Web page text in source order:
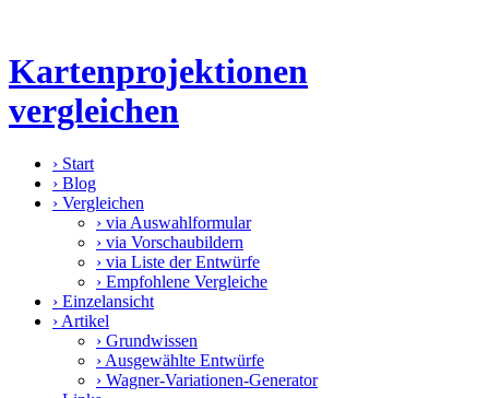
Kartenprojektionen
vergleichen
› Start
› Blog
› Vergleichen
› via Auswahlformular
› via Vorschaubildern
› via Liste der Entwürfe
› Empfohlene Vergleiche
› Einzelansicht
› Artikel
› Grundwissen
› Ausgewählte Entwürfe
› Wagner-Variationen-Generator